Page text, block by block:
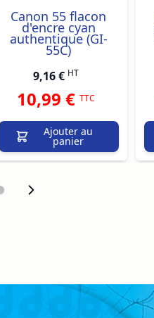
Canon 55 flacon
d'encre cyan
authentique (GI-
55C)
9,16 € HT
10,99 € TTC
Ajouter au
panier